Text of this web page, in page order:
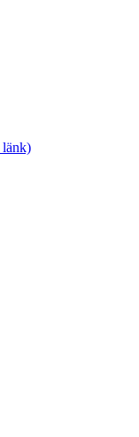
länk)